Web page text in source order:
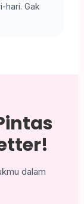
hari. Gak
dalam